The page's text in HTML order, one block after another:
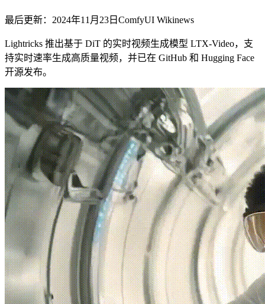
最后更新：2024年11月23日 ComfyUI Wikinews
Lightricks 推出基于 DiT 的实时视频生成模型 LTX-Video，支
持实时速率生成高质量视频，并已在 GitHub 和 Hugging Face
开源发布。